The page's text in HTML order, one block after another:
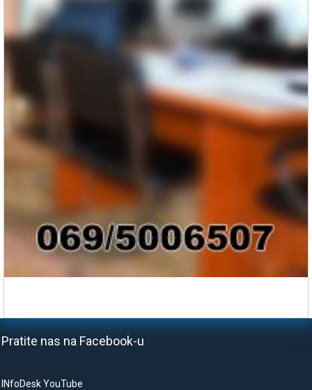
Pratite nas na Facebook-u
INfoDesk YouTube